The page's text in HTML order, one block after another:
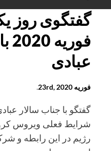
عبادی
فوریه 23rd, 2020 .
گفتگو با جناب سالار
شرایط فعلی ویروس
رژیم در این رابطه و